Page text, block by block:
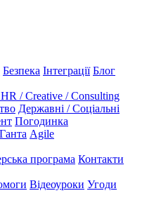
Безпека Інтеграції Блог
/ Creative / Consulting
Державні / Соціальні
Погодинка
Agile
програма Контакти
Відеоуроки Угоди